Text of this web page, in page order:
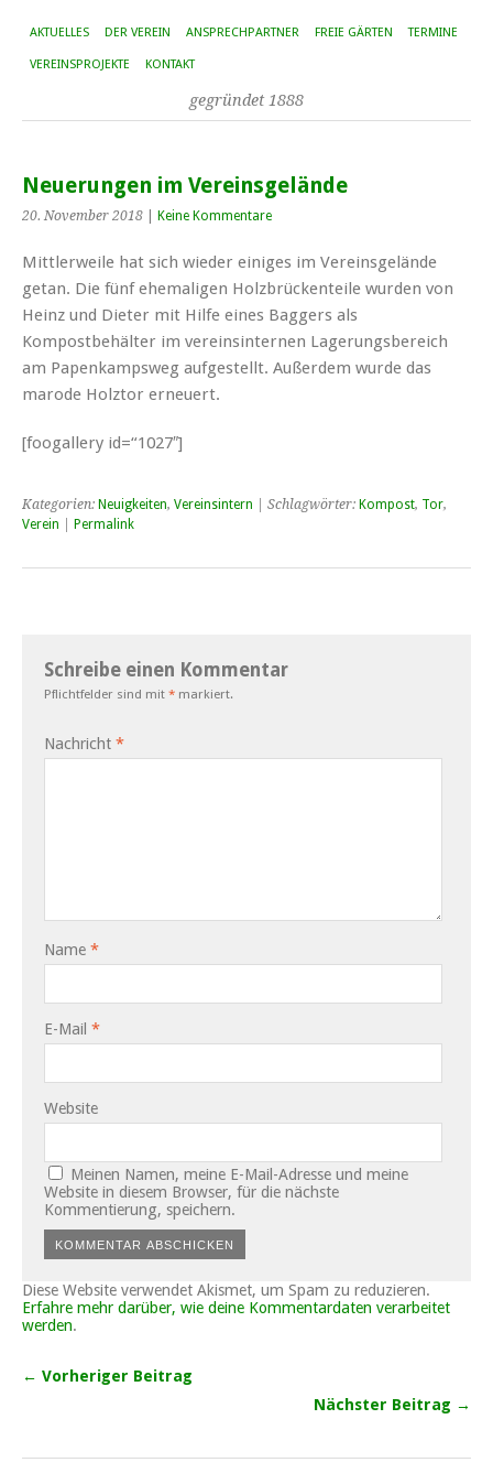
AKTUELLES DER VEREIN ANSPRECHPARTNER FREIE GÄRTEN TERMINE
VEREINSPROJEKTE KONTAKT
gegründet 1888
Neuerungen im Vereinsgelände
20. November 2018 Keine Kommentare
Mittlerweile hat sich wieder einiges im Vereinsgelände
getan. Die fünf ehemaligen Holzbrückenteile wurden von
Heinz und Dieter mit Hilfe eines Baggers als
Kompostbehälter im vereinsinternen Lagerungsbereich
am Papenkampsweg aufgestellt. Außerdem wurde das
marode Holztor erneuert.
[foogallery id=“1027″]
Kategorien: Neuigkeiten, Vereinsintern | Schlagwörter: Kompost, Tor,
Verein
Permalink
Schreibe einen Kommentar
Pflichtfelder sind mit * markiert.
Nachricht *
Name *
E-Mail *
Website
Meinen Namen, meine E-Mail-Adresse und meine
Website in diesem Browser, für die nächste
Kommentierung, speichern.
Diese Website verwendet Akismet, um Spam zu reduzieren.
Erfahre mehr darüber, wie deine Kommentardaten verarbeitet
werden.
← Vorheriger Beitrag
Nächster Beitrag →